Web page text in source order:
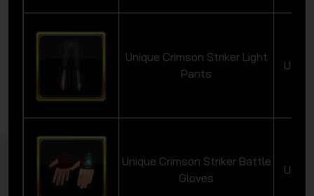
Unique Crimson Striker Light
Pants
Unique Crimson Striker Battle
Gloves